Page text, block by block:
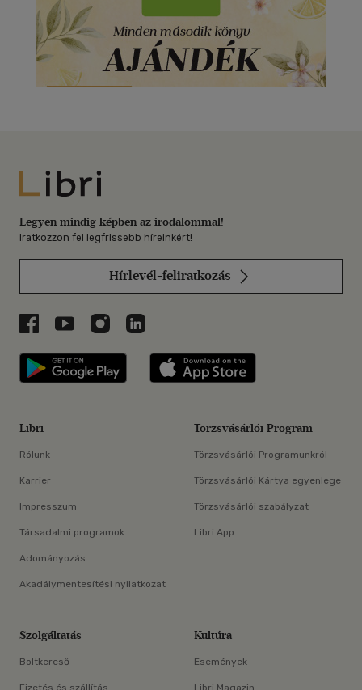
Libri
Legyen mindig képben az irodalommal!
Iratkozzon fel legfrissebb híreinkért!
Hírlevél-feliratkozás
Libri a Facebookon
Libri a Youtube-on
Libri az Instagramon
Libri a LinkedInen
Libri applikáció Szerezd meg: Google
Libri
Rólunk
Karrier
Impresszum
Társadalmi programok
Adományozás
Akadálymentesítési nyilatkozat
Törzsvásárlói Program
Törzsvásárlói Programunkról
Törzsvásárlói Kártya egyenlege
Törzsvásárlói szabályzat
Libri App
Szolgáltatás
Boltkereső
Fizetés és szállítás
Kultúra
Események
Libri Magazin